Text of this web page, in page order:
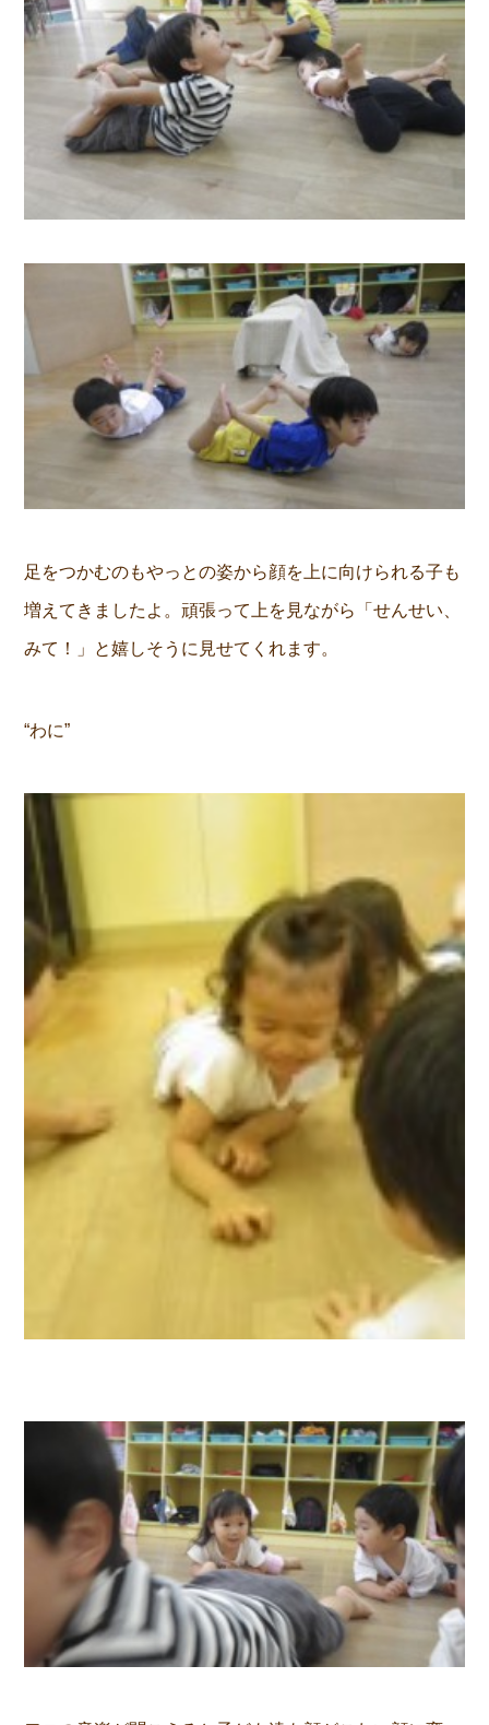
足をつかむのもやっとの姿から顔を上に向けられる子も
増えてきましたよ。頑張って上を見ながら「せんせい、
みて！」と嬉しそうに見せてくれます。
“わに”